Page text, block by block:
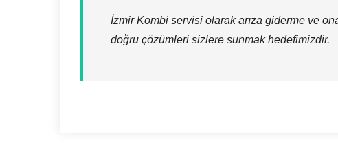
İzmir Kombi servisi olarak arıza giderme ve
doğru çözümleri sizlere sunmak hedefimizdir.